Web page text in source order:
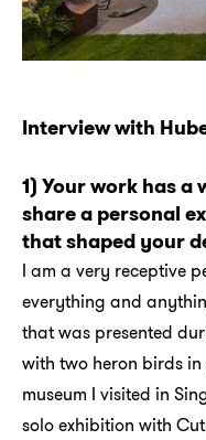
Interview with
1) Your work has
share a personal
that shaped your
I am a very receptive
everything and
that was presented
with two heron birds
museum I visited in
solo exhibition with